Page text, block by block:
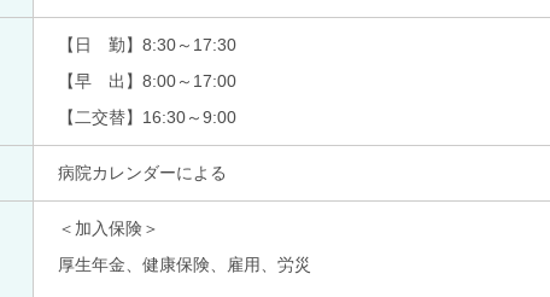
【日 勤】8:30～17:30
【早 出】8:00～17:00
【二交替】16:30～9:00
病院カレンダーによる
＜加入保険＞
厚生年金、健康保険、雇用、労災